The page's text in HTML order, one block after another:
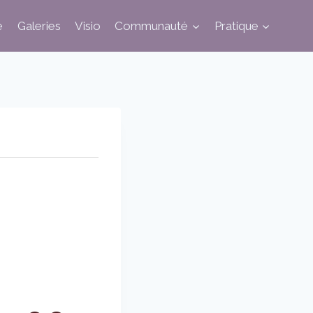
Galeries Visio Communauté Pratique